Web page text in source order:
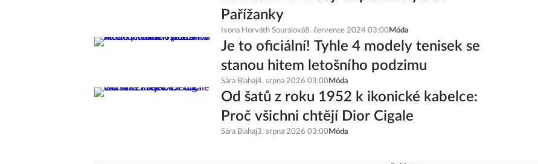
Pařížanky
Ivona Horváth Souralová8. července 2024 03:00 Móda
Je to oficiální! Tyhle 4 modely tenisek se
stanou hitem letošního podzimu
Sára Blahaj4. srpna 2026 03:00 Móda
Od šatů z roku 1952 k ikonické kabelce:
Proč všichni chtějí Dior Cigale
Sára Blahaj3. srpna 2026 03:00 Móda